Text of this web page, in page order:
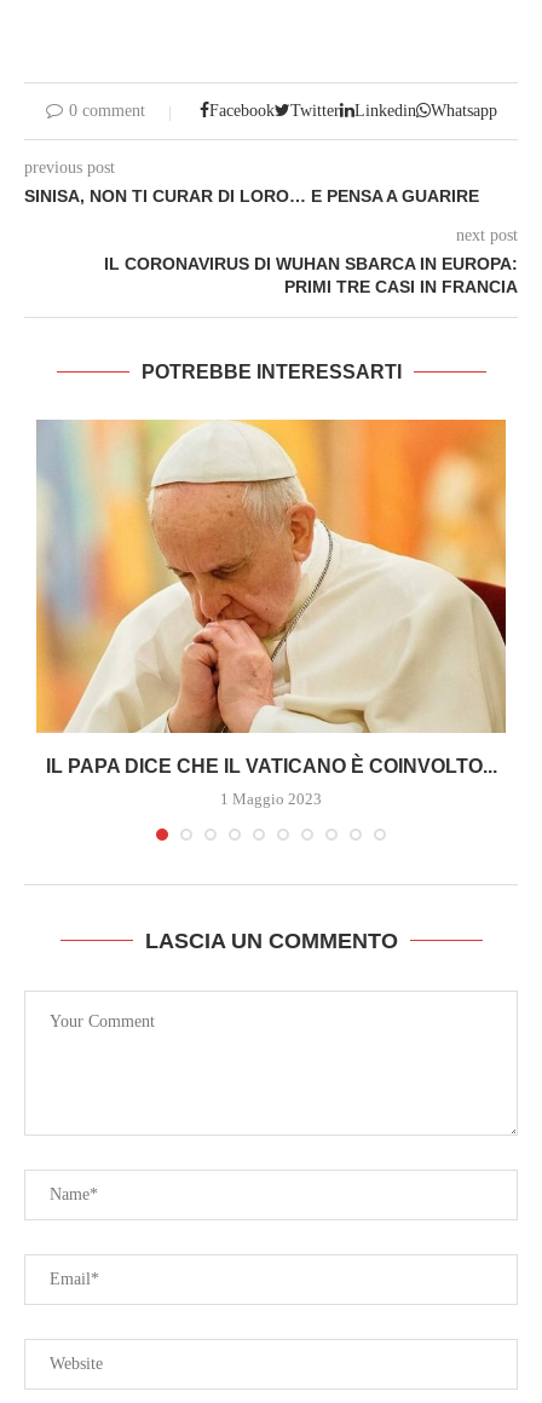
0 comment Facebook Twitter Linkedin Whatsapp
previous post
SINISA, NON TI CURAR DI LORO… E PENSA A GUARIRE
next post
IL CORONAVIRUS DI WUHAN SBARCA IN EUROPA:
PRIMI TRE CASI IN FRANCIA
POTREBBE INTERESSARTI
IL PAPA DICE CHE IL VATICANO È COINVOLTO...
1 Maggio 2023
LASCIA UN COMMENTO